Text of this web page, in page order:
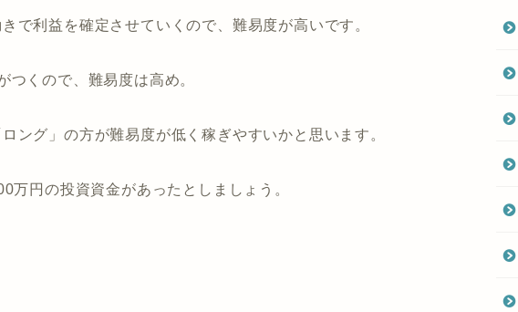
で利益を確定させていくので、難易度が高いです。
つくので、難易度は高め。
ング」の方が難易度が低く稼ぎやすいかと思います。
万円の投資資金があったとしましょう。